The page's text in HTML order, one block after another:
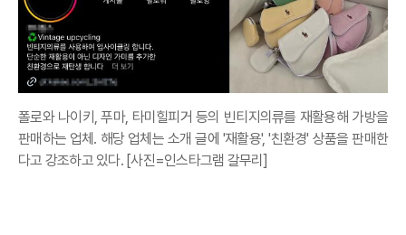
폴로와 나이키, 푸마, 타미힐피거 등의 빈티지의류를 재활용해 가방을
판매하는 업체. 해당 업체는 소개 글에 '재활용', '친환경' 상품을 판매한
다고 강조하고 있다. [사진=인스타그램 갈무리]